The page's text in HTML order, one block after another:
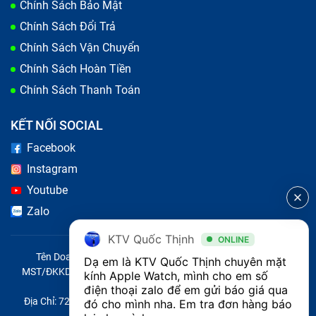
Trung tâm uy tín hoạt động hơn 10 năm trong
lĩnh vực sửa chữa
Bảo Hành One đã nhiều năm kinh nghiệm trong lĩnh
vựcsửa chữa Apple Watch
Điều này là minh chứng cho cam kết "Uy tín là số 1"
của trung tâm.
Chính Sách Bảo Mật
Chính Sách Đổi Trả
Chính Sách Vận Chuyển
Chính Sách Hoàn Tiền
Chính Sách Thanh Toán
KẾT NỐI SOCIAL
Facebook
Instagram
Youtube
Zalo
Tên Doanh Nghiệp: CÔNG TY TNHH CITY ONE VIỆT NAM
MST/ĐKKD/QĐTL: 0316569346 do sở KHĐT TP.HCM cấp ngày
14/04/2023
Địa Chỉ: 721 Trường Chinh, Phường Tây Thạnh, Quận Tân Phú,
KTV Quốc Thịnh ONLINE
Dạ em là KTV Quốc Thịnh chuyên mặt
kính Apple Watch, mình cho em số
điện thoại zalo để em gửi báo giá qua
đó cho mình nha. Em tra đơn hàng báo